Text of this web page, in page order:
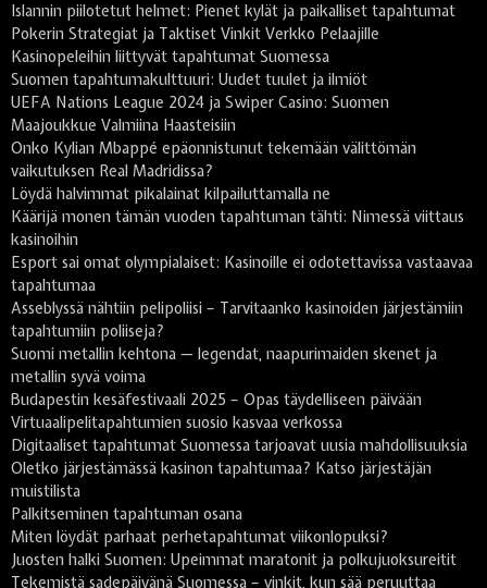
Islannin piilotetut helmet: Pienet kylät ja paikalliset tapahtumat
Pokerin Strategiat ja Taktiset Vinkit Verkko Pelaajille
Kasinopeleihin liittyvät tapahtumat Suomessa
Suomen tapahtumakulttuuri: Uudet tuulet ja ilmiöt
UEFA Nations League 2024 ja Swiper Casino: Suomen
Maajoukkue Valmiina Haasteisiin
Onko Kylian Mbappé epäonnistunut tekemään välittömän
vaikutuksen Real Madridissa?
Löydä halvimmat pikalainat kilpailuttamalla ne
Käärijä monen tämän vuoden tapahtuman tähti: Nimessä viittaus
kasinoihin
Esport sai omat olympialaiset: Kasinoille ei odotettavissa vastaavaa
tapahtumaa
Asseblyssä nähtiin pelipoliisi – Tarvitaanko kasinoiden järjestämiin
tapahtumiin poliiseja?
Suomi metallin kehtona — legendat, naapurimaiden skenet ja
metallin syvä voima
Budapestin kesäfestivaali 2025 – Opas täydelliseen päivään
Virtuaalipelitapahtumien suosio kasvaa verkossa
Digitaaliset tapahtumat Suomessa tarjoavat uusia mahdollisuuksia
Oletko järjestämässä kasinon tapahtumaa? Katso järjestäjän
muistilista
Palkitseminen tapahtuman osana
Miten löydät parhaat perhetapahtumat viikonlopuksi?
Juosten halki Suomen: Upeimmat maratonit ja polkujuoksureitit
Tekemistä sadepäivänä Suomessa – vinkit, kun sää peruuttaa